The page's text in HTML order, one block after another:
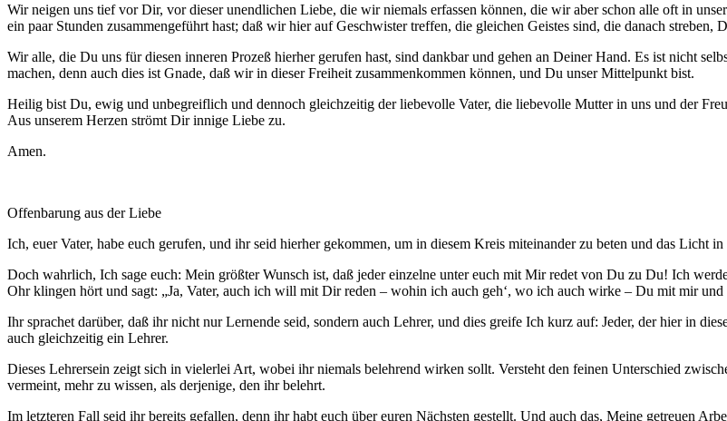
Wir neigen uns tief vor Dir, vor dieser unendlichen Liebe, die wir niemals erfassen können, die wir aber schon alle oft in
ein paar Stunden zusammengeführt hast; daß wir hier auf Geschwister treffen, die gleichen Geistes sind, die danach streben,
Wir alle, die Du uns für diesen inneren Prozeß hierher gerufen hast, sind dankbar und gehen an Deiner Hand. Es ist nicht
machen, denn auch dies ist Gnade, daß wir in dieser Freiheit zusammenkommen können, und Du unser Mittelpunkt bist.
Heilig bist Du, ewig und unbegreiflich und dennoch gleichzeitig der liebevolle Vater, die liebevolle Mutter in uns und der
Aus unserem Herzen strömt Dir innige Liebe zu.
Amen.
Offenbarung aus der Liebe
Ich, euer Vater, habe euch gerufen, und ihr seid hierher gekommen, um in diesem Kreis miteinander zu beten und das Licht in
Doch wahrlich, Ich sage euch: Mein größter Wunsch ist, daß jeder einzelne unter euch mit Mir redet von Du zu Du! Ich
Ohr klingen hört und sagt: „Ja, Vater, auch ich will mit Dir reden – wohin ich auch geh‘, wo ich auch wirke – Du mit mir
Ihr sprachet darüber, daß ihr nicht nur Lernende seid, sondern auch Lehrer, und dies greife Ich kurz auf: Jeder, der hier in
auch gleichzeitig ein Lehrer.
Dieses Lehrersein zeigt sich in vielerlei Art, wobei ihr niemals belehrend wirken sollt. Versteht den feinen Unterschied
vermeint, mehr zu wissen, als derjenige, den ihr belehrt.
Im letzteren Fall seid ihr bereits gefallen, denn ihr habt euch über euren Nächsten gestellt. Und auch das, Meine getreuen